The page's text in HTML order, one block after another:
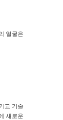
얼굴은
고 기술
새로운